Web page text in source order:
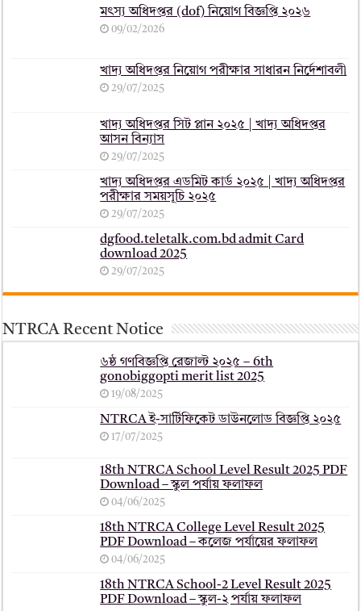
মৎস্য অধিদপ্তর (dof) নিয়োগ বিজ্ঞপ্তি ২০২৬
09/02/2026
খাদ্য অধিদপ্তর নিয়োগ পরীক্ষার সাধারন নির্দেশাবলী
29/07/2025
খাদ্য অধিদপ্তর সিট প্লান ২০২৫ | খাদ্য অধিদপ্তর
আসন বিন্যাস
29/07/2025
খাদ্য অধিদপ্তর এডমিট কার্ড ২০২৫ | খাদ্য অধিদপ্তর
পরীক্ষার সময়সূচি ২০২৫
29/07/2025
dgfood.teletalk.com.bd admit Card
download 2025
29/07/2025
NTRCA Recent Notice
৬ষ্ঠ গণবিজ্ঞপ্তি রেজাল্ট ২০২৫ – 6th
gonobiggopti merit list 2025
19/08/2025
NTRCA ই-সার্টিফিকেট ডাউনলোড বিজ্ঞপ্তি ২০২৫
17/07/2025
18th NTRCA School Level Result 2025 PDF
Download – স্কুল পর্যায় ফলাফল
04/06/2025
18th NTRCA College Level Result 2025
PDF Download – কলেজ পর্যায়ের ফলাফল
04/06/2025
18th NTRCA School-2 Level Result 2025
PDF Download – স্কুল-২ পর্যায় ফলাফল